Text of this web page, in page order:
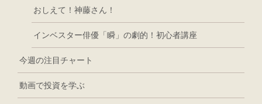
おしえて！神藤さん！
インベスター俳優「瞬」の劇的！初心者講座
今週の注目チャート
動画で投資を学ぶ